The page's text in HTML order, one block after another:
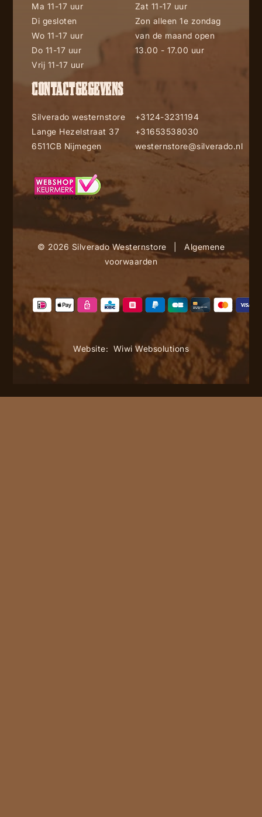
Ma 11-17 uur
Di gesloten
Wo 11-17 uur
Do 11-17 uur
Vrij 11-17 uur
Zat 11-17 uur
Zon alleen 1e zondag
van de maand open
13.00 - 17.00 uur
CONTACTGEGEVENS
Silverado westernstore
Lange Hezelstraat 37
6511CB Nijmegen
+3124-3231194
+31653538030
westernstore@silverado.nl
© 2026 Silverado Westernstore
Algemene
voorwaarden
Website: Wiwi Websolutions